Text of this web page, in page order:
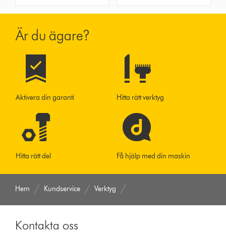
Är du ägare?
Aktivera din garanti Hitta rätt verktyg
Hitta rätt del Få hjälp med din maskin
Hem Kundservice Verktyg
Kontakta oss